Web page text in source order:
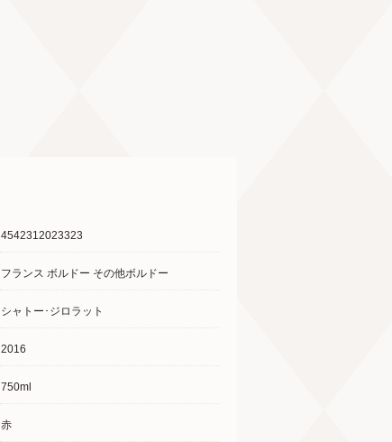
4542312023323
フランス ボルドー その他ボルドー
シャトー･ジロラット
2016
750ml
赤